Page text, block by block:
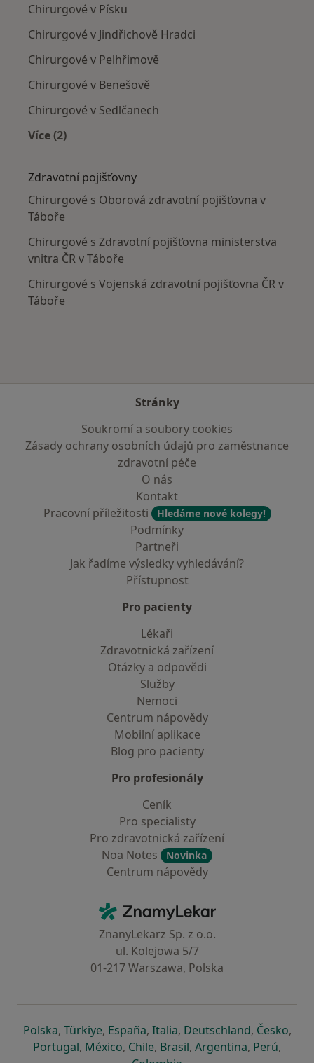
Chirurgové v Písku
Chirurgové v Jindřichově Hradci
Chirurgové v Pelhřimově
Chirurgové v Benešově
Chirurgové v Sedlčanech
Více (2)
Zdravotní pojišťovny
Chirurgové s Oborová zdravotní pojišťovna v
Táboře
Chirurgové s Zdravotní pojišťovna ministerstva
vnitra ČR v Táboře
Chirurgové s Vojenská zdravotní pojišťovna ČR v
Táboře
Stránky
Soukromí a soubory cookies
Zásady ochrany osobních údajů pro zaměstnance
zdravotní péče
O nás
Kontakt
Pracovní příležitosti
Hledáme nové kolegy!
Podmínky
Partneři
Jak řadíme výsledky vyhledávání?
Přístupnost
Pro pacienty
Lékaři
Zdravotnická zařízení
Otázky a odpovědi
Služby
Nemoci
Centrum nápovědy
Mobilní aplikace
Blog pro pacienty
Pro profesionály
Ceník
Pro specialisty
Pro zdravotnická zařízení
Noa Notes
Novinka
Centrum nápovědy
ZnamyLekar - Hlavní stránka
ZnanyLekarz Sp. z o.o.
ul. Kolejowa 5/7
01-217 Warszawa, Polska
Polskase otevře v nové záložce
, Türkiyese otevře v nové záložce
, Españase otevře v nové záložce
, Italiase otevře v nové záložce
, Deutschlandse otevře v
, Českose
,
Portugalse otevře v nové záložce
, Méxicose otevře v nové záložce
, Chilese otevře v nové záložce
, Brasilse otevře v nové
, Argentinase otevře v
, Perúse
,